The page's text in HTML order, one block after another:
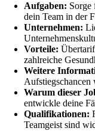
Aufgaben: Sorge
dein Team in der
Unternehmen:
Vorteile:
zahlreiche
Weitere
Aufstiegschancen
Warum dieser
entwickle deine
Qualifikationen:
Teamgeist sind